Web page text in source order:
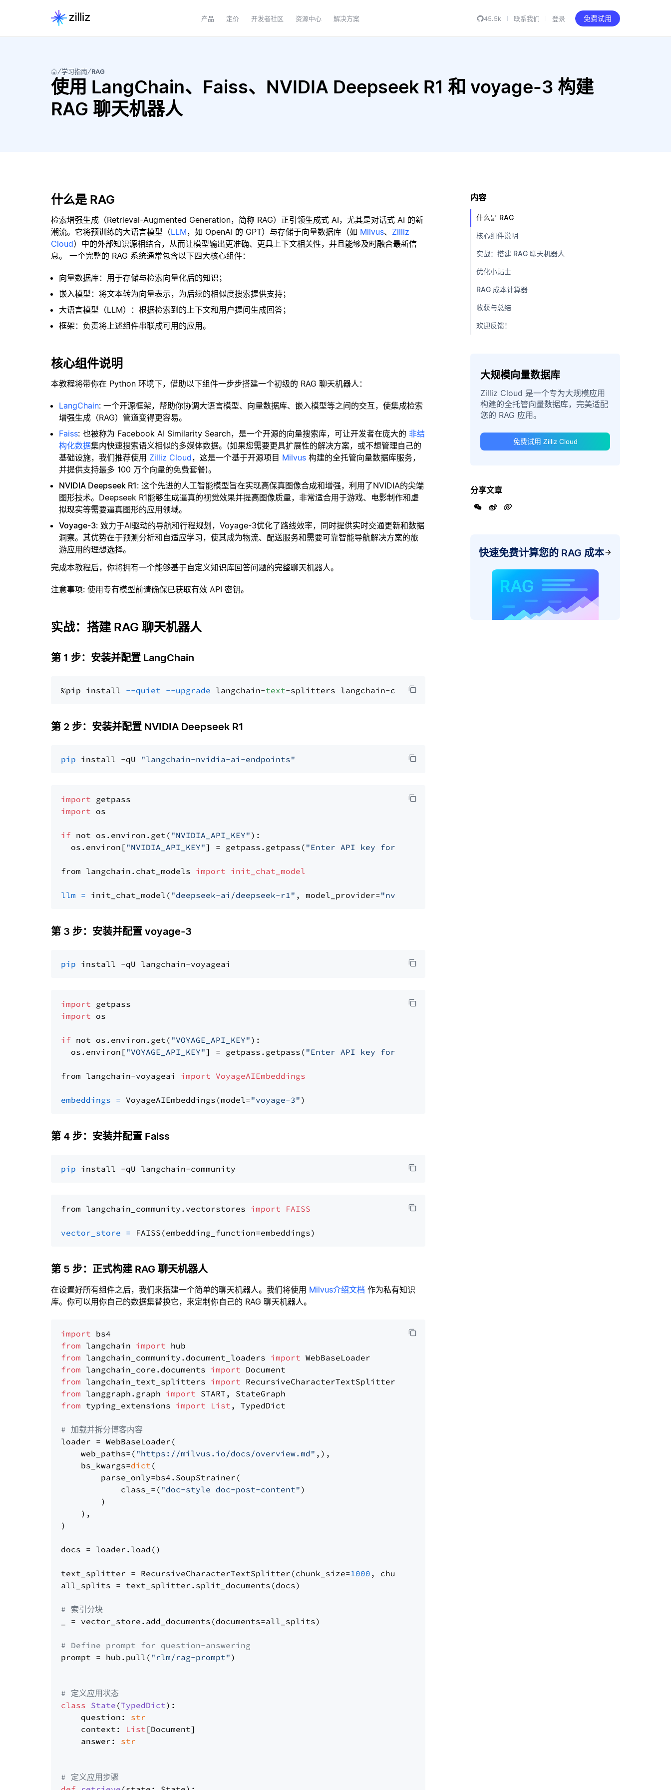
产品 定价 开发者社区 资源中心 解决方案 45.5k 联系我们 登录 免费试用
学习指南 RAG
使用 LangChain、Faiss、NVIDIA Deepseek R1 和 voyage-3 构建
RAG 聊天机器人
什么是 RAG
检索增强生成（Retrieval-Augmented Generation，简称 RAG）正引领生成式 AI，尤其是对话式 AI 的新
潮流。它将预训练的大语言模型（LLM，如 OpenAI 的 GPT）与存储于向量数据库（如 Milvus、 Zilliz
Cloud）中的外部知识源相结合，从而让模型输出更准确、更具上下文相关性，并且能够及时融合最新信
息。 一个完整的 RAG 系统通常包含以下四大核心组件：
向量数据库：用于存储与检索向量化后的知识；
嵌入模型：将文本转为向量表示，为后续的相似度搜索提供支持；
大语言模型（LLM）：根据检索到的上下文和用户提问生成回答；
框架：负责将上述组件串联成可用的应用。
核心组件说明
本教程将带你在 Python 环境下，借助以下组件一步步搭建一个初级的 RAG 聊天机器人：
LangChain: 一个开源框架，帮助你协调大语言模型、向量数据库、嵌入模型等之间的交互，使集成检索
增强生成（RAG）管道变得更容易。
Faiss: 也被称为 Facebook AI Similarity Search，是一个开源的向量搜索库，可让开发者在庞大的 非结
构化数据集内快速搜索语义相似的多媒体数据。(如果您需要更具扩展性的解决方案，或不想管理自己的
基础设施，我们推荐使用 Zilliz Cloud，这是一个基于开源项目 Milvus 构建的全托管向量数据库服务，
并提供支持最多 100 万个向量的免费套餐)。
NVIDIA Deepseek R1: 这个先进的人工智能模型旨在实现高保真图像合成和增强，利用了NVIDIA的尖端
图形技术。Deepseek R1能够生成逼真的视觉效果并提高图像质量，非常适合用于游戏、电影制作和虚
拟现实等需要逼真图形的应用领域。
Voyage-3: 致力于AI驱动的导航和行程规划，Voyage-3优化了路线效率，同时提供实时交通更新和数据
洞察。其优势在于预测分析和自适应学习，使其成为物流、配送服务和需要可靠智能导航解决方案的旅
游应用的理想选择。
完成本教程后，你将拥有一个能够基于自定义知识库回答问题的完整聊天机器人。
注意事项: 使用专有模型前请确保已获取有效 API 密钥。
实战：搭建 RAG 聊天机器人
第 1 步：安装并配置 LangChain
%pip install --quiet --upgrade langchain-text
第 2 步：安装并配置 NVIDIA Deepseek R1
pip install -qU "langchain-nvidia-ai-endpoints"
import
import os
if not os.environ.get( "NVIDIA_API_KEY" ):
  os.environ[
"NVIDIA_API_KEY"] = getpass.getpass( "Enter API key for NVIDIA: "
from langchain.chat_models import init_chat_model
llm = init_chat_model( "deepseek-ai/deepseek-r1" , model_provider="nvidia"
第 3 步：安装并配置 voyage-3
pip
import
import os
if not os.environ.get( "VOYAGE_API_KEY" ):
  os.environ[
"VOYAGE_API_KEY"] = getpass.getpass( "Enter API key for Voyage AI: "
from langchain-voyageai import VoyageAIEmbeddings
embeddings = VoyageAIEmbeddings(model="voyage-3"
第 4 步：安装并配置 Faiss
pip
from langchain_community.vectorstores import FAISS
vector_store =
第 5 步：正式构建 RAG 聊天机器人
在设置好所有组件之后，我们来搭建一个简单的聊天机器人。我们将使用 Milvus介绍文档 作为私有知识
库。你可以用你自己的数据集替换它，来定制你自己的 RAG 聊天机器人。
import
from langchain import
from langchain_community.document_loaders import
from langchain_core.documents import
from langchain_text_splitters import
from langgraph.graph import
from typing_extensions import List , TypedDict
# 加载并拆分博客内容
loader = WebBaseLoader(
    web_paths=(
"https://milvus.io/docs/overview.md" ,),
    bs_kwargs=
dict (
        parse_only=bs4.SoupStrainer(
            class_=(
"doc-style doc-post-content" )
        )
    ),
)
docs = loader.load()
text_splitter = RecursiveCharacterTextSplitter(chunk_size=1000 , chunk_overlap=
all_splits = text_splitter.split_documents(docs)
# 索引分块
_ = vector_store.add_documents(documents=all_splits)
# Define prompt for question-answering
prompt = hub.pull( "rlm/rag-prompt" )
# 定义应用状态
class State (TypedDict):
    question:
str
    context:
List [Document]
    answer:
str
# 定义应用步骤
内容
什么是 RAG
核心组件说明
实战：搭建 RAG 聊天机器人
优化小贴士
RAG 成本计算器
收获与总结
欢迎反馈！
大规模向量数据库
Zilliz Cloud 是一个专为大规模应用
构建的全托管向量数据库，完美适配
您的 RAG 应用。
免费试用 Zilliz Cloud
分享文章
快速免费计算您的 RAG 成本